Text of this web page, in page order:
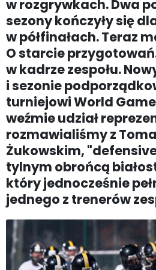
w rozgrywkach. Dwa
sezony kończyły się
w półfinałach. Teraz
O starcie
w kadrze zespołu.
i sezonie
turniejowi World
weźmie udział
rozmawialiśmy z
Żukowskim,
tylnym obrońcą
który jednocześnie
jednego z trenerów